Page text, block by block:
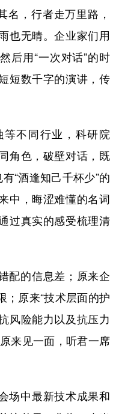
日本語 한국어
名，行者走万里路，
也无晴。企业家们用
后用“一次对话”的时
短数千字的演讲，传
不同行业，科研院
角色，破壁对话，既
“酒逢知己千杯少”的
中，晦涩难懂的名词
过真实的感受梳理清
配的信息差；原来企
；原来“技术层面的护
风险能力以及抗压力
来见一面，听君一席
场中最新技术成果和